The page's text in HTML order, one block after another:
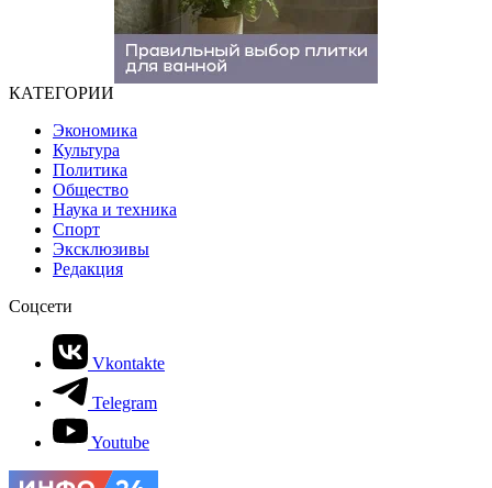
КАТЕГОРИИ
Экономика
Культура
Политика
Общество
Наука и техника
Спорт
Эксклюзивы
Редакция
Соцсети
Vkontakte
Telegram
Youtube